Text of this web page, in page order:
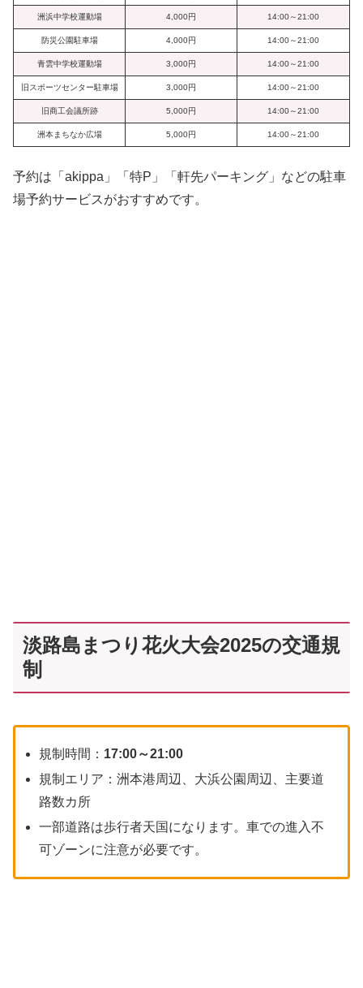
洲浜中学校運動場 4,000円 14:00～21:00
防災公園駐車場 4,000円 14:00～21:00
青雲中学校運動場 3,000円 14:00～21:00
旧スポーツセンター駐車場 3,000円 14:00～21:00
旧商工会議所跡 5,000円 14:00～21:00
洲本まちなか広場 5,000円 14:00～21:00
予約は「akippa」「特P」「軒先パーキング」などの駐車
場予約サービスがおすすめです。
淡路島まつり花火大会2025の交通規
制
規制時間： 17:00～21:00
規制エリア：洲本港周辺、大浜公園周辺、主要道
路数カ所
一部道路は歩行者天国になります。車での進入不
可ゾーンに注意が必要です。